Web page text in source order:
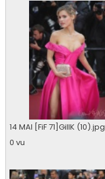
14 MAI [FiF 71]GillK (10).jpg
0 vu